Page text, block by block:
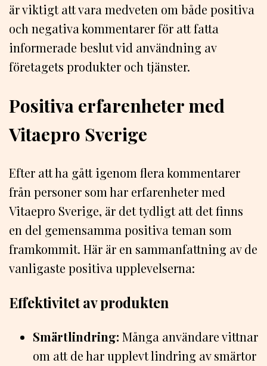
är viktigt att vara medveten om både positiva
och negativa kommentarer för att fatta
informerade beslut vid användning av
företagets produkter och tjänster.
Positiva erfarenheter med
Vitaepro Sverige
Efter att ha gått igenom flera kommentarer
från personer som har erfarenheter med
Vitaepro Sverige, är det tydligt att det finns
en del gemensamma positiva teman som
framkommit. Här är en sammanfattning av de
vanligaste positiva upplevelserna:
Effektivitet av produkten
Smärtlindring: Många användare vittnar
om att de har upplevt lindring av smärtor